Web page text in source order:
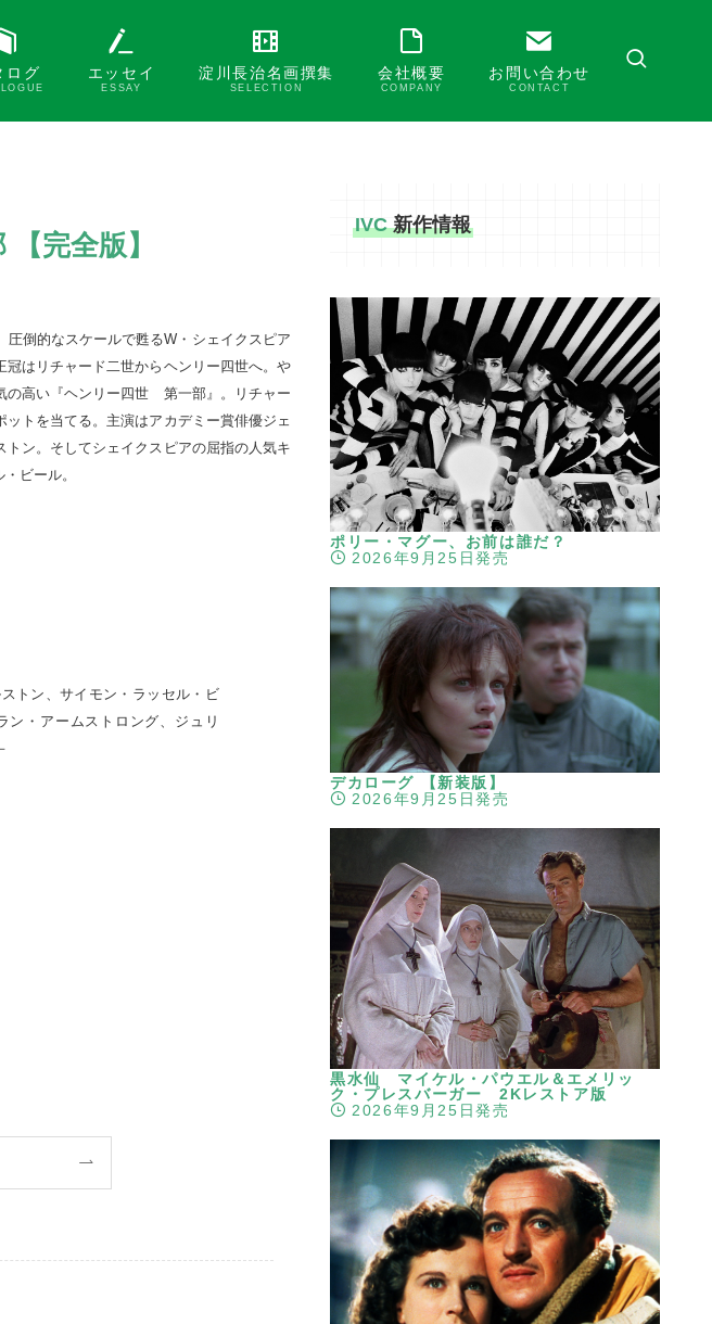
ログ エッセイ
ESSAY
淀川長治名画撰集
SELECTION
会社概要
COMPANY
お問い合わせ
CONTACT
完全版】
倒的なスケールで甦るW・シェイクスピア
はリチャード二世からヘンリー四世へ。や
高い『ヘンリー四世　第一部』。リチャー
トを当てる。主演はアカデミー賞俳優ジェ
ン。そしてシェイクスピアの屈指の人気キ
ビール。
トン、サイモン・ラッセル・ビ
ン・アームストロング、ジュリ
IVC新作情報
ポリー・マグー、お前は誰だ？
2026年9月25日発売
デカローグ 【新装版】
2026年9月25日発売
黒水仙 マイケル・パウエル＆エメリッ
ク・プレスバーガー 2Kレストア版
2026年9月25日発売